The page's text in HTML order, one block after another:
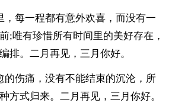
每一程都有意外欢喜，而没有一
;唯有珍惜所有时间里的美好存在，
排。二月再见，三月你好。
伤痛，没有不能结束的沉沦，所
方式归来。二月再见，三月你好。